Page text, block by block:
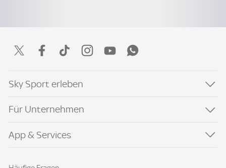
Sky Sport erleben
Für Unternehmen
App & Services